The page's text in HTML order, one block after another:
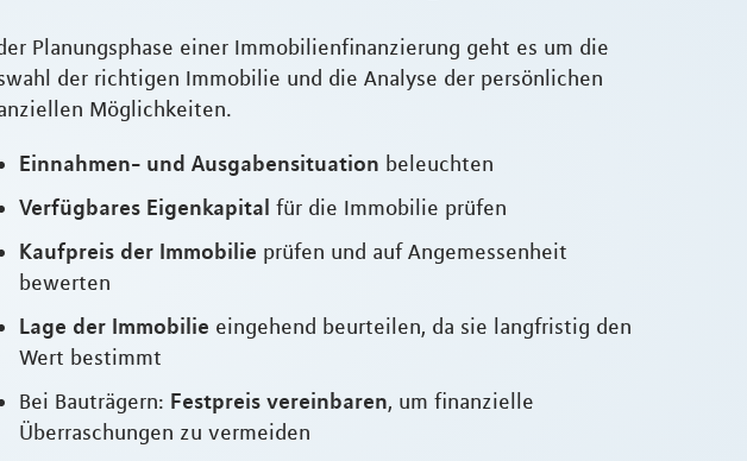
Planungsphase einer Immobilienfinanzierung geht es um die
der richtigen Immobilie und die Analyse der persönlichen
Möglichkeiten.
Einnahmen- und Ausgabensituation beleuchten
Verfügbares Eigenkapital für die Immobilie prüfen
Kaufpreis der Immobilie prüfen und auf Angemessenheit
bewerten
Lage der Immobilie eingehend beurteilen, da sie langfristig den
Wert bestimmt
Bei Bauträgern: Festpreis vereinbaren, um finanzielle
Überraschungen zu vermeiden